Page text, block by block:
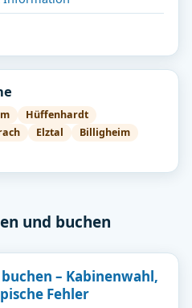
Hüffenhardt
Elztal
Billigheim
und buchen
– Kabinenwahl,
Fehler